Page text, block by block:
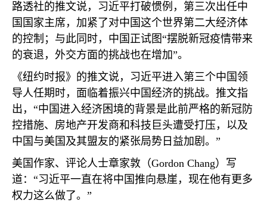
路透社的推文说，习近平打破惯例，第三次出任中
国国家主席，加紧了对中国这个世界第二大经济体
的控制；与此同时，中国正试图“摆脱新冠疫情带来
的衰退，外交方面的挑战也在增加”。
《纽约时报》的推文说，习近平进入第三个中国领
导人任期时，面临着振兴中国经济的挑战。推文指
出，“中国进入经济困境的背景是此前严格的新冠防
控措施、房地产开发商和科技巨头遭受打压，以及
中国与美国及其盟友的紧张局势日益加剧。”
美国作家、评论人士章家敦（Gordon Chang）写
道：“习近平一直在将中国推向悬崖，现在他有更多
权力这么做了。”